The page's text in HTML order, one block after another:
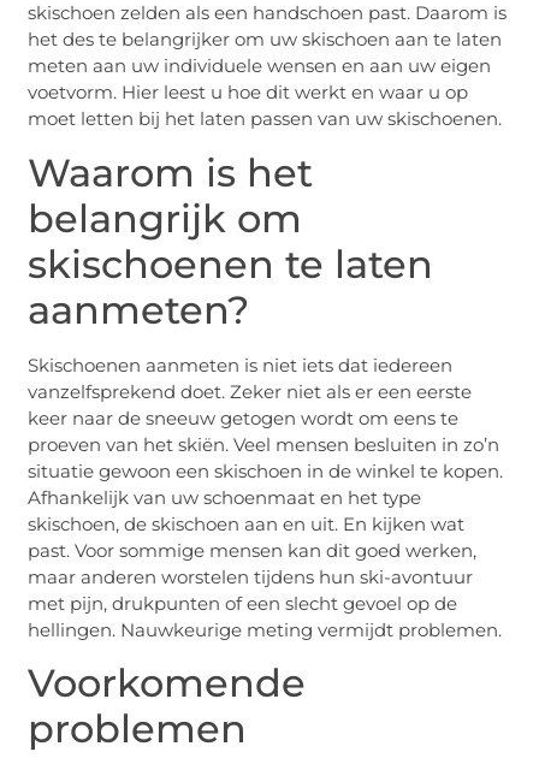
skischoen zelden als een handschoen past. Daarom is
het des te belangrijker om uw skischoen aan te laten
meten aan uw individuele wensen en aan uw eigen
voetvorm. Hier leest u hoe dit werkt en waar u op
moet letten bij het laten passen van uw skischoenen.
Waarom is het
belangrijk om
skischoenen te laten
aanmeten?
Skischoenen aanmeten is niet iets dat iedereen
vanzelfsprekend doet. Zeker niet als er een eerste
keer naar de sneeuw getogen wordt om eens te
proeven van het skiën. Veel mensen besluiten in zo’n
situatie gewoon een skischoen in de winkel te kopen.
Afhankelijk van uw schoenmaat en het type
skischoen, de skischoen aan en uit. En kijken wat
past. Voor sommige mensen kan dit goed werken,
maar anderen worstelen tijdens hun ski-avontuur
met pijn, drukpunten of een slecht gevoel op de
hellingen. Nauwkeurige meting vermijdt problemen.
Voorkomende
problemen